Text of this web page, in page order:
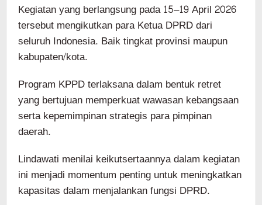
Kegiatan yang berlangsung pada 15–19 April 2026
tersebut mengikutkan para Ketua DPRD dari
seluruh Indonesia. Baik tingkat provinsi maupun
kabupaten/kota.
Program KPPD terlaksana dalam bentuk retret
yang bertujuan memperkuat wawasan kebangsaan
serta kepemimpinan strategis para pimpinan
daerah.
Lindawati menilai keikutsertaannya dalam kegiatan
ini menjadi momentum penting untuk meningkatkan
kapasitas dalam menjalankan fungsi DPRD.